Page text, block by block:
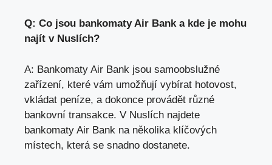
Q: Co jsou bankomaty Air Bank a kde je mohu
najít v Nuslích?
A: Bankomaty Air Bank jsou samoobslužné
zařízení, které vám umožňují vybírat hotovost,
vkládat peníze, a dokonce provádět různé
bankovní transakce. V Nuslích najdete
bankomaty Air Bank na několika klíčových
místech, která se snadno dostanete.